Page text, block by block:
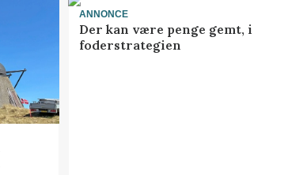
ANNONCE
Der kan være penge gemt, i
foderstrategien